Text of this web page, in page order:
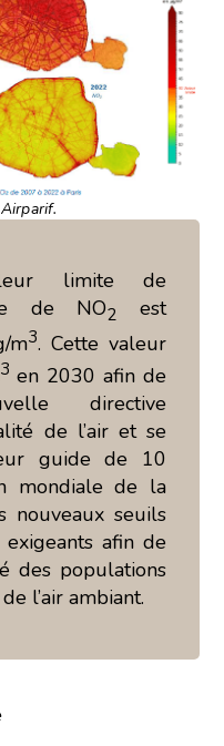
limite de
de NO2
est
m3. Cette valeur
3 en 2030 afin de
directive
de l’air et se
guide de 10
mondiale de la
nouveaux seuils
afin de
des populations
l’air ambiant.